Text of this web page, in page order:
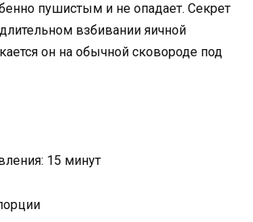
пушистым и не опадает. Секрет
взбивании яичной
он на обычной сковороде под
15 минут